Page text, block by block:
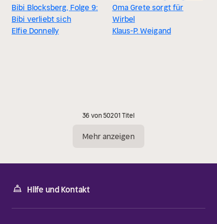
Bibi Blocksberg, Folge 9:
Bibi verliebt sich
Elfie Donnelly
Oma Grete sorgt für
Wirbel
Klaus-P. Weigand
36 von 50201 Titel
Mehr anzeigen
Hilfe und Kontakt